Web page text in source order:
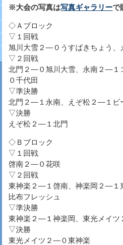
※大会の写真は写真ギャラリーで
◇Ａブロック
▽１回戦
旭川大雪２―０うすばきちょう、
▽２回戦
北門２―０旭川大雪、永南２―１
０千代田
▽準決勝
北門２―１永南、えぞ松２―１ビ
▽決勝
えぞ松２―１北門
◇Ｂブロック
▽１回戦
啓南２―０花咲
▽２回戦
東神楽２―１啓南、神楽岡２―１
比布フレッシュ
▽準決勝
東神楽２―１神楽岡、東光メイツ
▽決勝
東光メイツ２―０東神楽